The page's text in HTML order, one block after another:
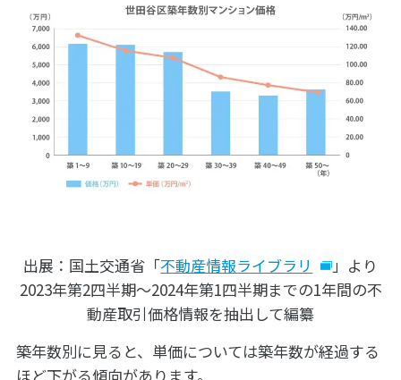
出展：国土交通省「不動産情報ライブラリ
」より
2023年第2四半期～2024年第1四半期までの1年間の不
動産取引価格情報を抽出して編纂
築年数別に見ると、単価については築年数が経過する
ほど下がる傾向があります。